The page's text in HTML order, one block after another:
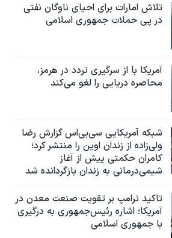
تلاش امارات برای احیای ناوگان نفتی
در پی حملات جمهوری اسلامی
آمریکا با از سرگیری تردد در هرمز،
محاصره دریایی را لغو می‌کند
شبکه آمریکایی سی‌بی‌‌اس گزارش رضا
ولی‌زاده از زندان اوین را منتشر کرد؛
کامران حکمتی پیش از آغاز
شیمی‌درمانی به زندان بازگردانده شد
تاکید ترامپ بر تقویت صنعت معدن در
آمریکا؛ اشاره رئیس‌جمهوری به درگیری
با جمهوری اسلامی